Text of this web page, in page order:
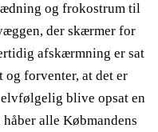
og frokostrum til
der skærmer for
afskærmning er sat
forventer, at det er
blive opsat en
alle Købmandens